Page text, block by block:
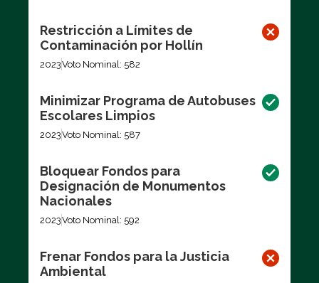
Restricción a Límites de
Contaminación por Hollín
2023Voto Nominal: 582
Minimizar Programa de Autobuses
Escolares Limpios
2023Voto Nominal: 587
Bloquear Fondos para
Designación de Monumentos
Nacionales
2023Voto Nominal: 592
Frenar Fondos para la Justicia
Ambiental